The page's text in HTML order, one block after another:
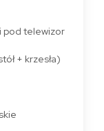
pod telewizor
+ krzesła)